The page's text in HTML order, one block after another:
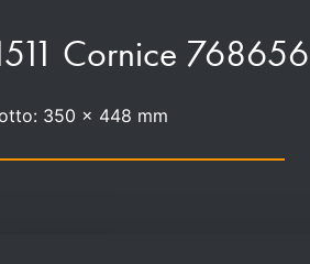
Cornice 768656
350 x 448 mm